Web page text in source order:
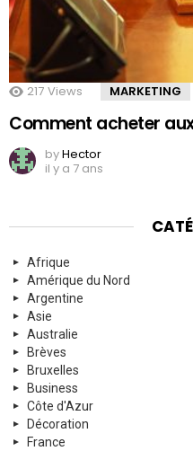
217 Views MARKETING
Comment acheter
byHector
il y a 7 ans
Afrique
Amérique du Nord
Argentine
Asie
Australie
Brèves
Bruxelles
Business
Côte d'Azur
Décoration
France